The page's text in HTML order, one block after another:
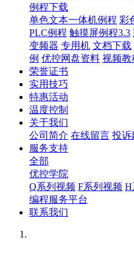
例程下载
单色文本一体机例程 彩
PLC例程 触摸屏例程3.3
变频器 专用机 文档下载
例 优控网盘资料 视频教
荣誉证书
实用技巧
特惠活动
温度控制
关于我们
公司简介 在线留言 投诉
服务支持
全部
优控学院
Q系列视频 F系列视频 H
编程服务平台
联系我们